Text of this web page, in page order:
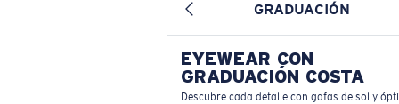
GRADUACIÓN
EYEWEAR CON
GRADUACIÓN COSTA
Descubre cada detalle con gafas de sol y